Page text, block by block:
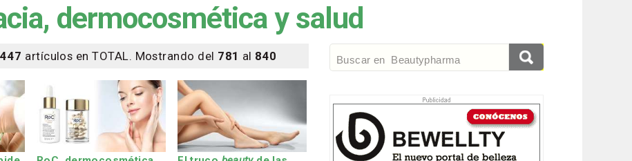
dermocosmética y salud
artículos en TOTAL. Mostrando del 781 al 840